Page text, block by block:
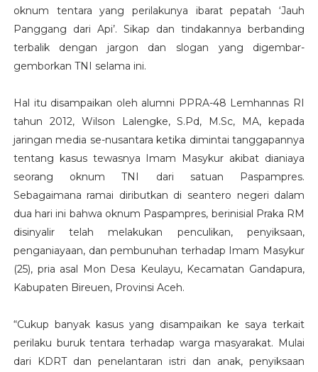
oknum tentara yang perilakunya ibarat pepatah ‘Jauh
Panggang dari Api’. Sikap dan tindakannya berbanding
terbalik dengan jargon dan slogan yang digembar-
gemborkan TNI selama ini.
Hal itu disampaikan oleh alumni PPRA-48 Lemhannas RI
tahun 2012, Wilson Lalengke, S.Pd, M.Sc, MA, kepada
jaringan media se-nusantara ketika dimintai tanggapannya
tentang kasus tewasnya Imam Masykur akibat dianiaya
seorang oknum TNI dari satuan Paspampres.
Sebagaimana ramai diributkan di seantero negeri dalam
dua hari ini bahwa oknum Paspampres, berinisial Praka RM
disinyalir telah melakukan penculikan, penyiksaan,
penganiayaan, dan pembunuhan terhadap Imam Masykur
(25), pria asal Mon Desa Keulayu, Kecamatan Gandapura,
Kabupaten Bireuen, Provinsi Aceh.
“Cukup banyak kasus yang disampaikan ke saya terkait
perilaku buruk tentara terhadap warga masyarakat. Mulai
dari KDRT dan penelantaran istri dan anak, penyiksaan